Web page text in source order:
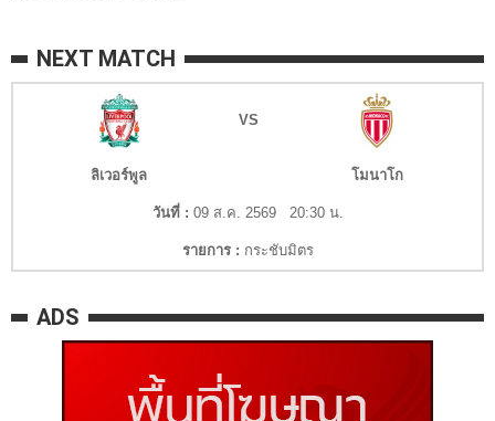
NEXT MATCH
VS
ลิเวอร์พูล โมนาโก
วันที่ : 09 ส.ค. 2569 20:30 น.
รายการ : กระชับมิตร
ADS